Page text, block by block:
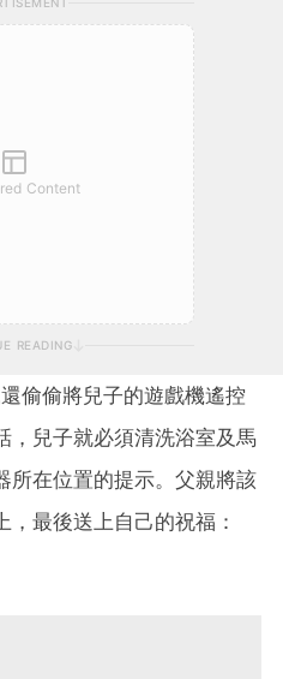
Content
READING
偷偷將兒子的遊戲機遙控
，兒子就必須清洗浴室及馬
所在位置的提示。父親將該
最後送上自己的祝福：